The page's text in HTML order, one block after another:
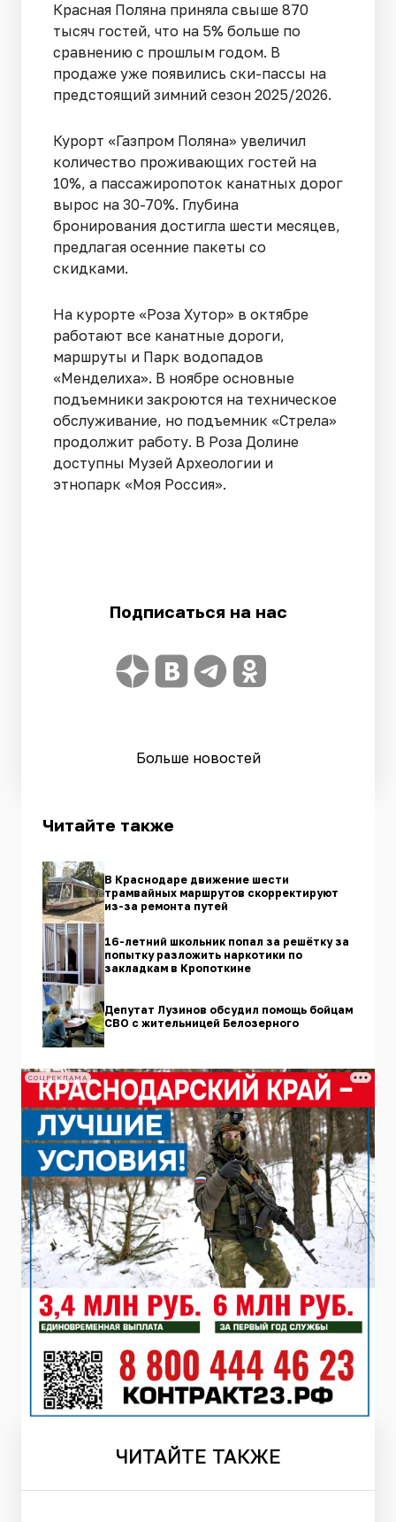
Красная Поляна приняла свыше 870
тысяч гостей, что на 5% больше по
сравнению с прошлым годом. В
продаже уже появились ски-пассы на
предстоящий зимний сезон 2025/2026.
Курорт «Газпром Поляна» увеличил
количество проживающих гостей на
10%, а пассажиропоток канатных дорог
вырос на 30-70%. Глубина
бронирования достигла шести месяцев,
предлагая осенние пакеты со
скидками.
На курорте «Роза Хутор» в октябре
работают все канатные дороги,
маршруты и Парк водопадов
«Менделиха». В ноябре основные
подъемники закроются на техническое
обслуживание, но подъемник «Стрела»
продолжит работу. В Роза Долине
доступны Музей Археологии и
этнопарк «Моя Россия».
Подписаться на нас
Больше новостей
Читайте также
В Краснодаре движение шести
трамвайных маршрутов скорректируют
из-за ремонта путей
16-летний школьник попал за решётку за
попытку разложить наркотики по
закладкам в Кропоткине
Депутат Лузинов обсудил помощь бойцам
СВО с жительницей Белозерного
СОЦРЕКЛАМА
ЧИТАЙТЕ ТАКЖЕ